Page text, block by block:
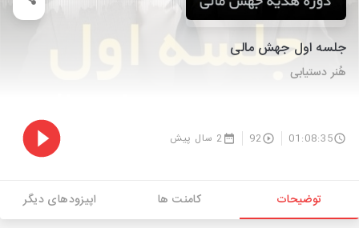
جلسه اول جهش مالی
هُنر دستیابی
01:08:35
92 2 سال پیش
توضیحات کامنت ها اپیزودهای دیگر